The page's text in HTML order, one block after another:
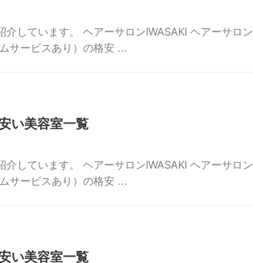
しています。 ヘアーサロンIWASAKI ヘアーサロン
サービスあり）の格安 ...
い美容室一覧
しています。 ヘアーサロンIWASAKI ヘアーサロン
サービスあり）の格安 ...
い美容室一覧